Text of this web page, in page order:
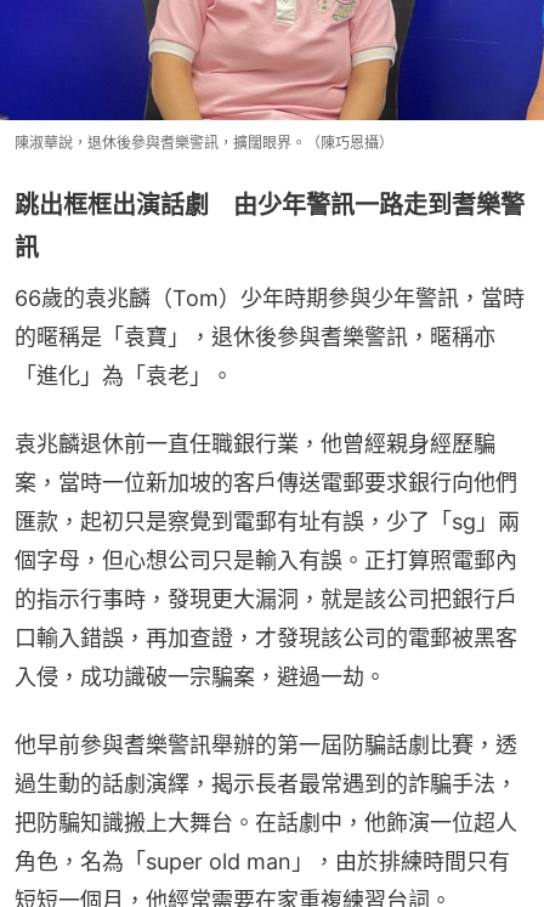
陳淑華說，退休後參與耆樂警訊，擴闊眼界。（陳巧恩攝）
跳出框框出演話劇 由少年警訊一路走到耆樂警
訊
66歲的袁兆麟（Tom）少年時期參與少年警訊，當時
的暱稱是「袁寶」，退休後參與耆樂警訊，暱稱亦
「進化」為「袁老」。
袁兆麟退休前一直任職銀行業，他曾經親身經歷騙
案，當時一位新加坡的客戶傳送電郵要求銀行向他們
匯款，起初只是察覺到電郵有址有誤，少了「sg」兩
個字母，但心想公司只是輸入有誤。正打算照電郵內
的指示行事時，發現更大漏洞，就是該公司把銀行戶
口輸入錯誤，再加查證，才發現該公司的電郵被黑客
入侵，成功識破一宗騙案，避過一劫。
他早前參與耆樂警訊舉辦的第一屆防騙話劇比賽，透
過生動的話劇演繹，揭示長者最常遇到的詐騙手法，
把防騙知識搬上大舞台。在話劇中，他飾演一位超人
角色，名為「super old man」，由於排練時間只有
短短一個月，他經常需要在家重複練習台詞。